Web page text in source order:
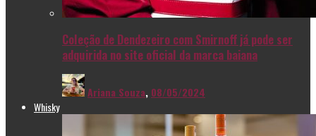
Coleção de Dendezeiro com Smirnoff já pode ser
adquirida no site oficial da marca baiana
Ariana Souza, 08/05/2024
Whisky